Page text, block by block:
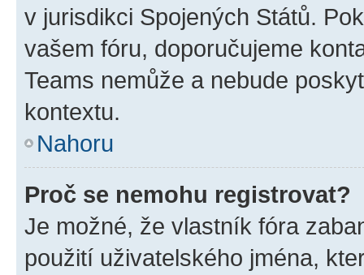
v jurisdikci Spojených Států.
vašem fóru, doporučujeme
Teams nemůže a nebude
kontextu.
Nahoru
Proč se nemohu registrovat?
Je možné, že vlastník fóra
použití uživatelského jména,